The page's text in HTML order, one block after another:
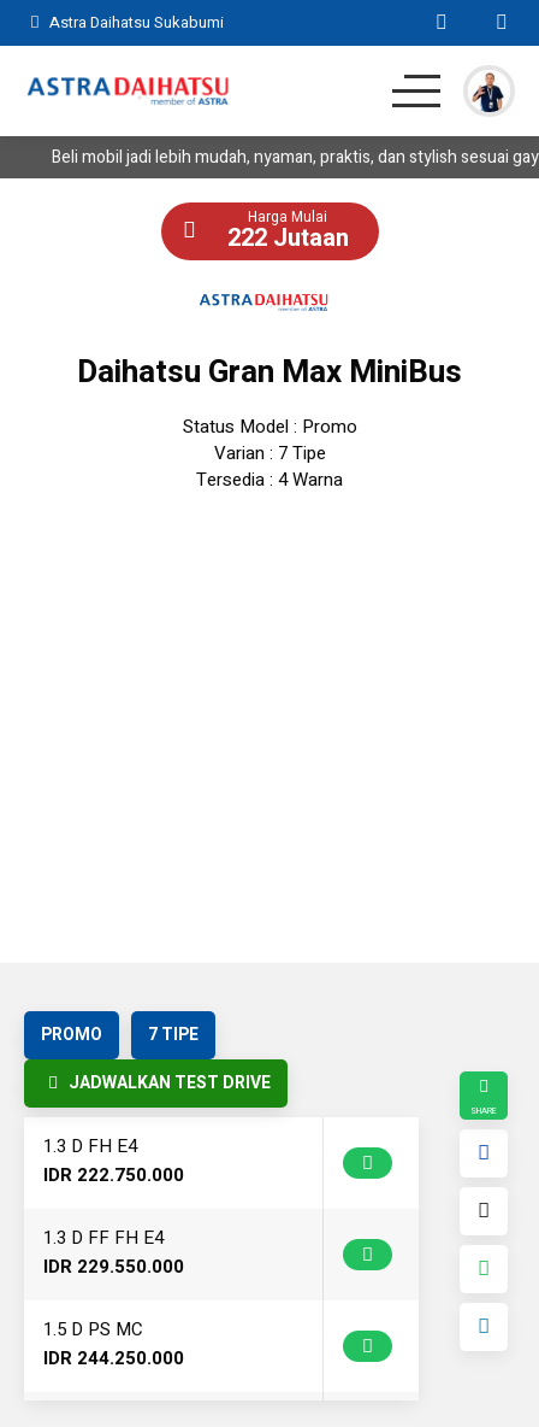
Astra Daihatsu Sukabumi
Home SUV MPV Hatchback Komersil Lainnya
Beli mobil jadi lebih mudah, nyaman, praktis, dan stylish sesuai
Harga Mulai
222 Jutaan
Daihatsu Gran Max MiniBus
Status Model : Promo
Varian : 7 Tipe
Tersedia : 4 Warna
PROMO
7 TIPE
JADWALKAN TEST DRIVE
1.3 D FH E4
IDR 222.750.000
1.3 D FF FH E4
IDR 229.550.000
1.5 D PS MC
IDR 244.250.000